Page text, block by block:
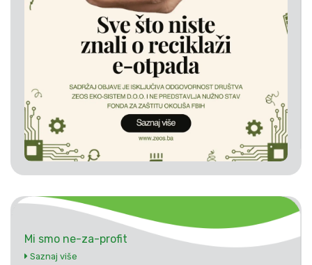
Mi smo ne-za-profit
Saznaj više